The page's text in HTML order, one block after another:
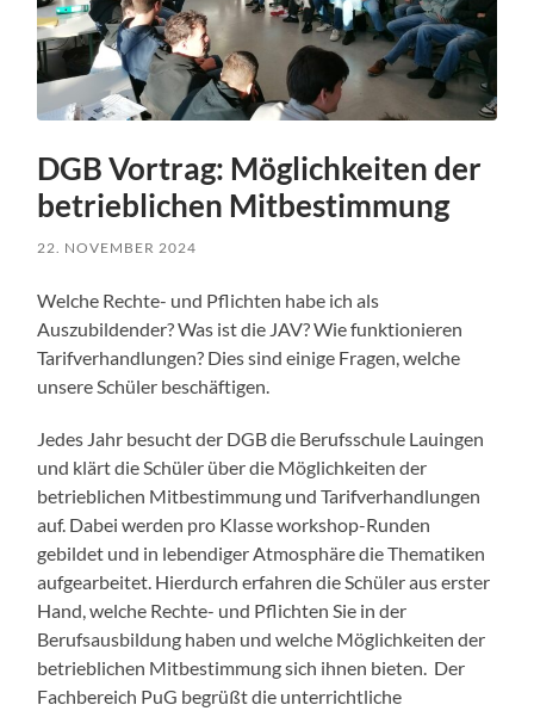
DGB Vortrag: Möglichkeiten der
betrieblichen Mitbestimmung
22. NOVEMBER 2024
Welche Rechte- und Pflichten habe ich als
Auszubildender? Was ist die JAV? Wie funktionieren
Tarifverhandlungen? Dies sind einige Fragen, welche
unsere Schüler beschäftigen.
Jedes Jahr besucht der DGB die Berufsschule Lauingen
und klärt die Schüler über die Möglichkeiten der
betrieblichen Mitbestimmung und Tarifverhandlungen
auf. Dabei werden pro Klasse workshop-Runden
gebildet und in lebendiger Atmosphäre die Thematiken
aufgearbeitet. Hierdurch erfahren die Schüler aus erster
Hand, welche Rechte- und Pflichten Sie in der
Berufsausbildung haben und welche Möglichkeiten der
betrieblichen Mitbestimmung sich ihnen bieten. Der
Fachbereich PuG begrüßt die unterrichtliche